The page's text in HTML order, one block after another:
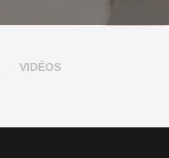
VIDÉOS